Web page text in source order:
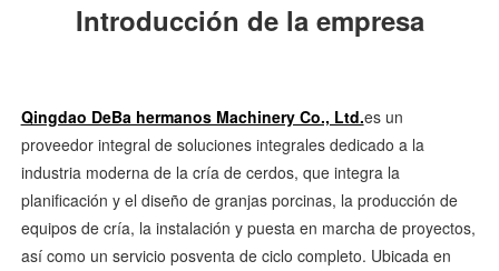
Introducción de la empresa
Qingdao DeBa hermanos Machinery Co., Ltd.es un
proveedor integral de soluciones integrales dedicado a la
industria moderna de la cría de cerdos, que integra la
planificación y el diseño de granjas porcinas, la producción de
equipos de cría, la instalación y puesta en marcha de proyectos,
así como un servicio posventa de ciclo completo. Ubicada en